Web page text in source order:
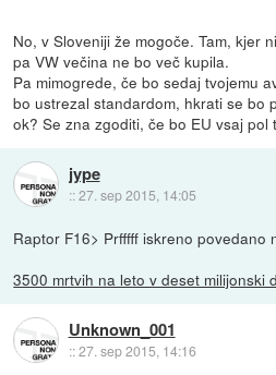
No, v Sloveniji že mogoče. Tam, kjer
pa VW večina ne bo več kupila.
Pa mimogrede, če bo sedaj tvojemu
bo ustrezal standardom, hkrati se bo
ok? Se zna zgoditi, če bo EU vsaj pol
jype
::27. sep 2015, 14:05
Raptor F16> Prfffff iskreno povedano
3500 mrtvih na leto v deset milijonski
Unknown_001
::27. sep 2015, 14:16